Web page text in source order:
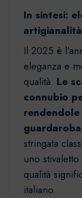
In sintesi:
artigianalità
Il 2025 è
eleganza e
qualità. Le
connubio
stringata
uno
qualità
italiano.